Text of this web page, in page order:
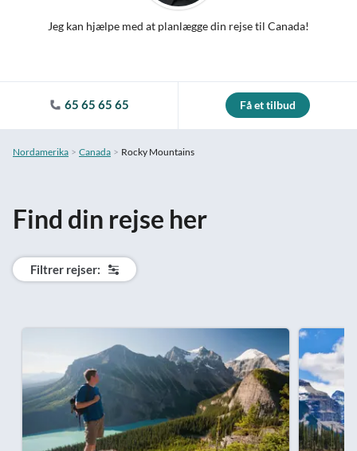
Jeg kan hjælpe med at planlægge din rejse til Canada!
65 65 65 65 Få et tilbud
Nordamerika Canada Rocky Mountains
Find din rejse her
Filtrer rejser: